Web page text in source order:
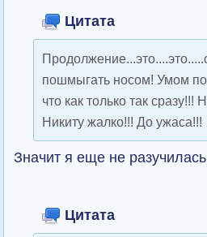
Цитата
пошмыгать носом! Умом
что как только так
Никиту жалко!!! До ужаса!!!
Значит я еще не
Цитата